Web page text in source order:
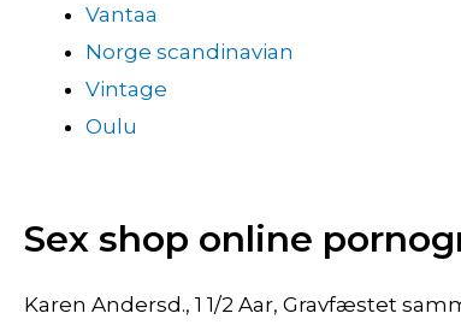
Vantaa
Norge scandinavian
Vintage
Oulu
Sex shop online
Karen Andersd., 1 1/2 Aar, Gravfæstet